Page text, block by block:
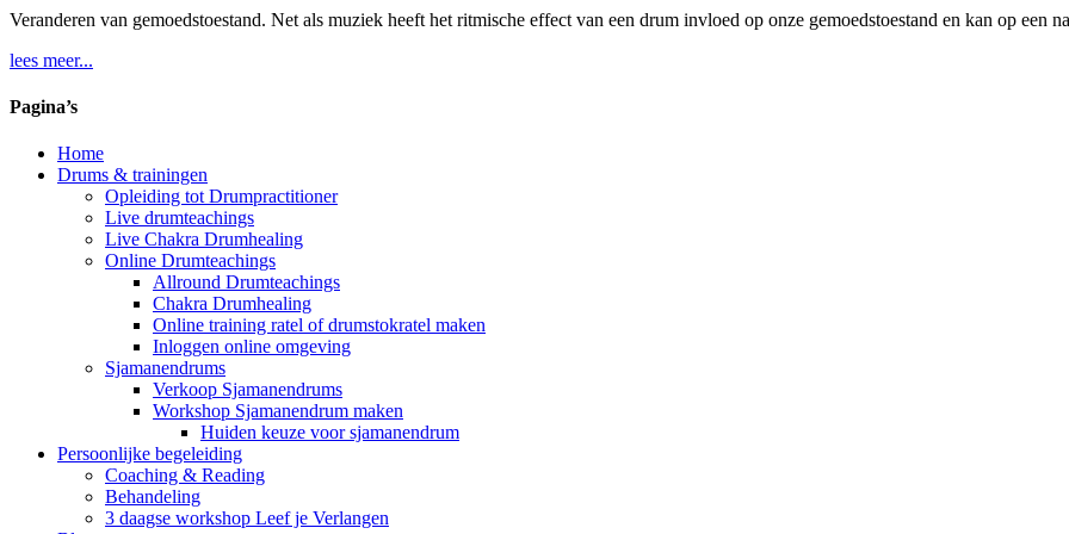
Veranderen van gemoedstoestand. Net als muziek heeft het ritmische effect van een drum invloed op onze gemoedstoestand en kan op een
lees meer...
Pagina’s
Home
Drums & trainingen
Opleiding tot Drumpractitioner
Live drumteachings
Live Chakra Drumhealing
Online Drumteachings
Allround Drumteachings
Chakra Drumhealing
Online training ratel of drumstokratel maken
Inloggen online omgeving
Sjamanendrums
Verkoop Sjamanendrums
Workshop Sjamanendrum maken
Huiden keuze voor sjamanendrum
Persoonlijke begeleiding
Coaching & Reading
Behandeling
3 daagse workshop Leef je Verlangen